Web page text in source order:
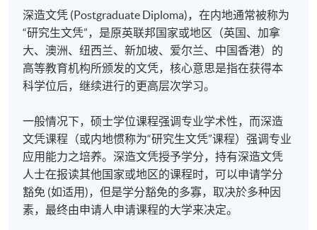
深造文凭 (Postgraduate Diploma)，在内地通常被称为
“研究生文凭”，是原英联邦国家或地区（英国、加拿
大、澳洲、纽西兰、新加坡、爱尔兰、中国香港）的
高等教育机构所颁发的文凭，核心意思是指在获得本
科学位后，继续进行的更高层次学习。
一般情况下，硕士学位课程强调专业学术性，而深造
文凭课程（或内地惯称为“研究生文凭”课程）强调专业
应用能力之培养。深造文凭授予学分，持有深造文凭
人士在报读其他国家或地区的课程时，可以申请学分
豁免 (如适用)，但是学分豁免的多寡，取决於多种因
素，最终由申请人申请课程的大学来决定。